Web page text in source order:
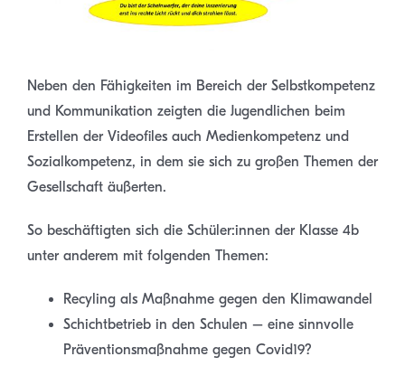
Neben den Fähigkeiten im Bereich der Selbstkompetenz
und Kommunikation zeigten die Jugendlichen beim
Erstellen der Videofiles auch Medienkompetenz und
Sozialkompetenz, in dem sie sich zu großen Themen der
Gesellschaft äußerten.
So beschäftigten sich die Schüler:innen der Klasse 4b
unter anderem mit folgenden Themen:
Recyling als Maßnahme gegen den Klimawandel
Schichtbetrieb in den Schulen – eine sinnvolle
Präventionsmaßnahme gegen Covid19?